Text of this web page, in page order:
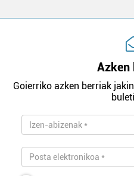
Azken
Goierriko azken berriak